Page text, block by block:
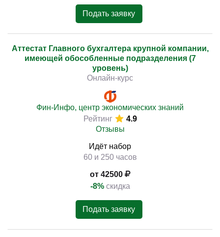
Подать заявку
Аттестат Главного бухгалтера крупной компании,
имеющей обособленные подразделения (7
уровень)
Онлайн-курс
Фин-Инфо, центр экономических знаний
Рейтинг
4.9
Отзывы
Идёт набор
60 и 250 часов
от 42500
-8% скидка
Подать заявку